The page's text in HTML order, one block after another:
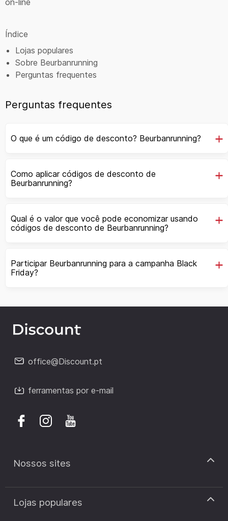
Índice
Lojas populares
Sobre Beurbanrunning
Perguntas frequentes
Perguntas frequentes
O que é um código de desconto? Beurbanrunning?
Como aplicar códigos de desconto de
Beurbanrunning?
Qual é o valor que você pode economizar usando
códigos de desconto de Beurbanrunning?
Participar Beurbanrunning para a campanha Black
Friday?
office@Discount.pt
ferramentas por e-mail
Nossos sites
discount.pt
discount.sk
Lojas populares